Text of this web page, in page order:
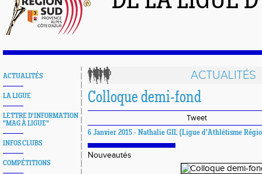
ACTUALITÉS
LA LIGUE
LETTRE D'INFORMATION
"MAG À LIGUE"
INFOS CLUBS
COMPÉTITIONS
ACTUALITÉS
Colloque demi-fond
Tweet
6 Janvier 2015 - Nathalie GIL (Ligue d'Athlétisme
Nouveautés